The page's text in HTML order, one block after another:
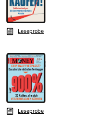
Leseprobe
Leseprobe